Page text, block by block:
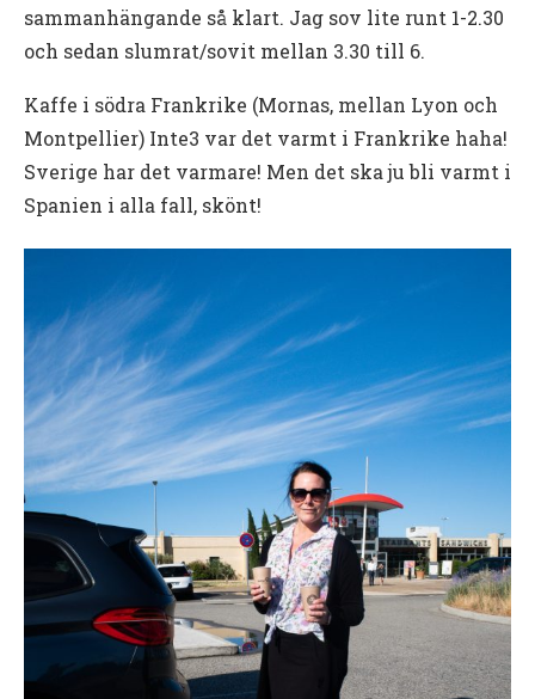
sammanhängande så klart. Jag sov lite runt 1-2.30
och sedan slumrat/sovit mellan 3.30 till 6.
Kaffe i södra Frankrike (Mornas, mellan Lyon och
Montpellier) Inte3 var det varmt i Frankrike haha!
Sverige har det varmare! Men det ska ju bli varmt i
Spanien i alla fall, skönt!